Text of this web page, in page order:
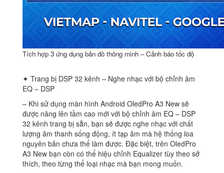
Tích hợp 3 ứng dụng bản đồ thông minh – Cảnh báo tốc độ
✦ Trang bị DSP 32 kênh – Nghe nhạc với bộ chỉnh âm
EQ – DSP
– Khi sử dụng màn hình Android OledPro A3 New sẽ
được nâng lên tầm cao mới với bộ chỉnh âm EQ – DSP
32 kênh trang bị sẵn, bạn sẽ được nghe nhạc với chất
lượng âm thanh sống động, ít tạp âm mà hệ thống loa
nguyên bản chưa thể làm được. Đặc biệt, trên OledPro
A3 New bạn còn có thể hiệu chỉnh Equalizer tùy theo sở
thích, theo từng thể loại nhạc mà bạn mong muốn.